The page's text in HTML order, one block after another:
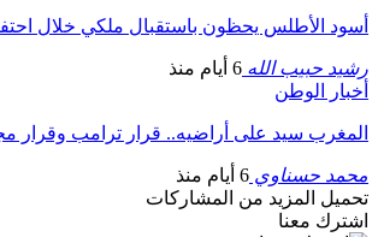
أسود الأطلس يحظون باستقبال ملكي خلال
رشيد حبيب الله 6 أيام منذ
أخبار الوطن
المغرب سيد على أراضيه.. قرار ترامب وقرار مجلس
محمد حسناوي 6 أيام منذ
تحميل المزيد من المشاركات
اشترك معنا